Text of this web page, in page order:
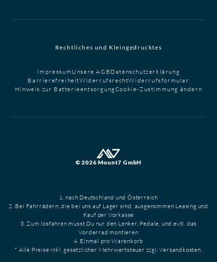
Rechtliches und Kleingedrucktes
Impressum Unsere AGB Datenschutzerklärung
BarrierefreiheitWiderrufsrechtWiderrufsformular
Hinweis zur BatterieentsorgungCookie-Zustimmung ändern
© 2026 Mount7 GmbH
1. nach Deutschland und Österreich
2. Bei Fahrrädern, die bei uns auf Lager sind, ausgenommen Leasing und
Kauf per Vorkasse
3. Zum losfahren musst Du nur den Lenker, Pedale, und evtl. das
Vorderrad montieren
4. Einmal pro Warenkorb
* Alle Preise inkl. gesetzlicher Mehrwertsteuer zzgl. Versandkosten.